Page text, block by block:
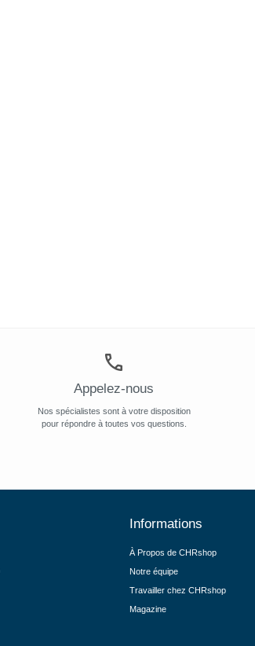
Appelez-nous
Nos spécialistes sont à votre disposition
pour répondre à toutes vos questions.
Informations
À Propos de CHRshop
Notre équipe
Travailler chez CHRshop
Magazine